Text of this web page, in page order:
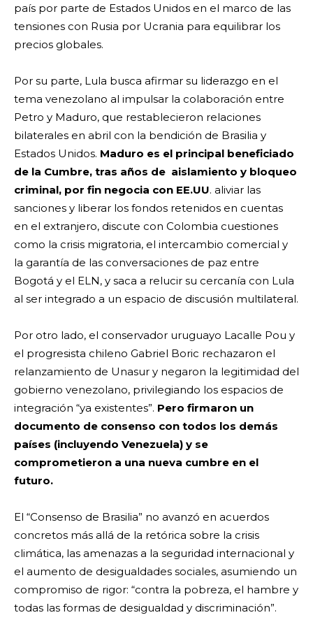
país por parte de Estados Unidos en el marco de las
tensiones con Rusia por Ucrania para equilibrar los
precios globales.
Por su parte, Lula busca afirmar su liderazgo en el
tema venezolano al impulsar la colaboración entre
Petro y Maduro, que restablecieron relaciones
bilaterales en abril con la bendición de Brasilia y
Estados Unidos. Maduro es el principal beneficiado
de la Cumbre, tras años de aislamiento y bloqueo
criminal, por fin negocia con EE.UU. aliviar las
sanciones y liberar los fondos retenidos en cuentas
en el extranjero, discute con Colombia cuestiones
como la crisis migratoria, el intercambio comercial y
la garantía de las conversaciones de paz entre
Bogotá y el ELN, y saca a relucir su cercanía con Lula
al ser integrado a un espacio de discusión multilateral.
Por otro lado, el conservador uruguayo Lacalle Pou y
el progresista chileno Gabriel Boric rechazaron el
relanzamiento de Unasur y negaron la legitimidad del
gobierno venezolano, privilegiando los espacios de
integración “ya existentes”. Pero firmaron un
documento de consenso con todos los demás
países (incluyendo Venezuela) y se
comprometieron a una nueva cumbre en el
futuro.
El “Consenso de Brasilia” no avanzó en acuerdos
concretos más allá de la retórica sobre la crisis
climática, las amenazas a la seguridad internacional y
el aumento de desigualdades sociales, asumiendo un
compromiso de rigor: “contra la pobreza, el hambre y
todas las formas de desigualdad y discriminación”.